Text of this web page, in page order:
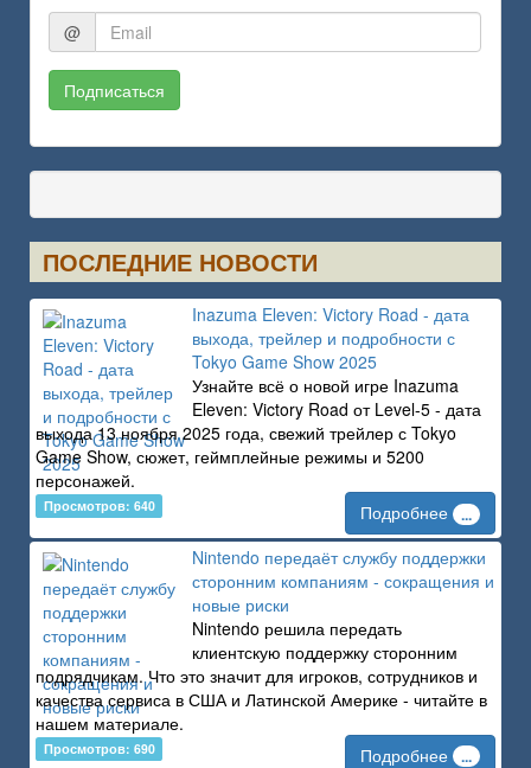
@
Подписаться
ПОСЛЕДНИЕ НОВОСТИ
Inazuma Eleven: Victory Road - дата
выхода, трейлер и подробности с
Tokyo Game Show 2025
Узнайте всё о новой игре Inazuma
Eleven: Victory Road от Level-5 - дата
выхода 13 ноября 2025 года, свежий трейлер с Tokyo
Game Show, сюжет, геймплейные режимы и 5200
персонажей.
Просмотров: 640 Подробнее ...
Nintendo передаёт службу поддержки
сторонним компаниям - сокращения и
новые риски
Nintendo решила передать
клиентскую поддержку сторонним
подрядчикам. Что это значит для игроков, сотрудников и
качества сервиса в США и Латинской Америке - читайте в
нашем материале.
Просмотров: 690 Подробнее ...